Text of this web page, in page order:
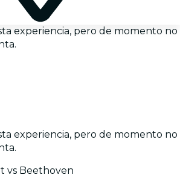
experiencia, pero de momento no
experiencia, pero de momento no
vs Beethoven